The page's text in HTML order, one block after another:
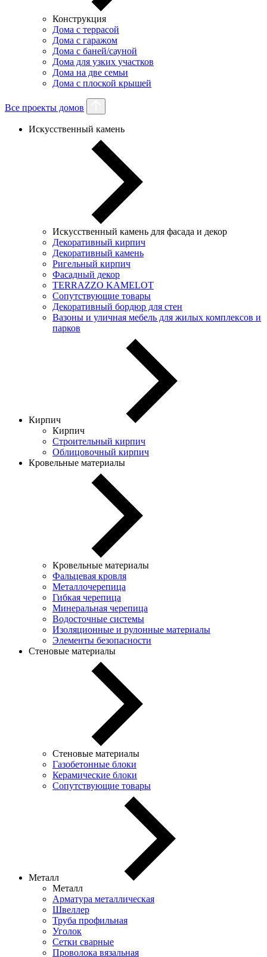
Конструкция
Дома с террасой
Дома с гаражом
Дома с баней/сауной
Дома для узких участков
Дома на две семьи
Дома с плоской крышей
Все проекты домов
Искусственный камень
Искусственный камень для фасада и декор
Декоративный кирпич
Декоративный камень
Ригельный кирпич
Фасадный декор
TERRAZZO KAMELOT
Сопутствующие товары
Декоративный бордюр для стен
Вазоны и уличная мебель для жилых комплексов и
парков
Кирпич
Кирпич
Строительный кирпич
Облицовочный кирпич
Кровельные материалы
Кровельные материалы
Фальцевая кровля
Металлочерепица
Гибкая черепица
Минеральная черепица
Водосточные системы
Изоляционные и рулонные материалы
Элементы безопасности
Стеновые материалы
Стеновые материалы
Газобетонные блоки
Керамические блоки
Сопутствующие товары
Металл
Металл
Арматура металлическая
Швеллер
Труба профильная
Уголок
Сетки сварные
Проволока вязальная